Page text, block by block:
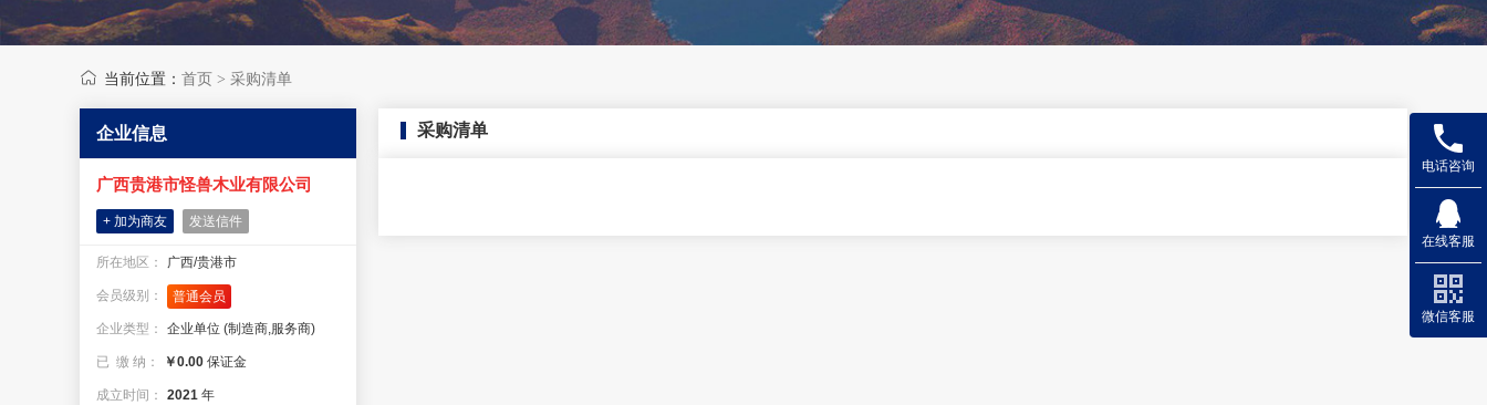
当前位置： 首页 > 采购清单
企业信息
广西贵港市怪兽木业有限公司
+ 加为商友 发送信件
所在地区： 广西/贵港市
会员级别： 普通会员
企业类型： 企业单位 (制造商,服务商)
已 缴 纳： ￥0.00 保证金
成立时间： 2021 年
采购清单
电话咨询
在线客服
微信客服